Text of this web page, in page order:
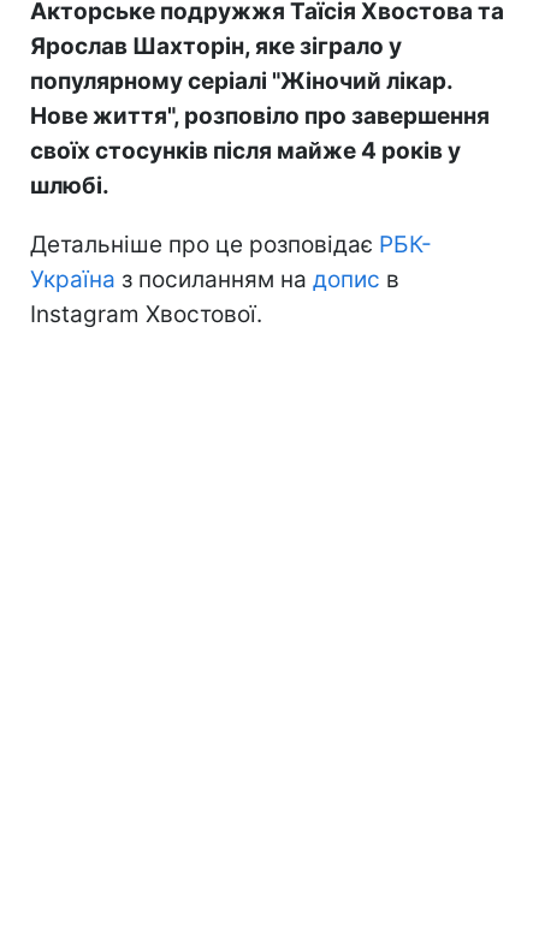
Акторське подружжя Таїсія Хвостова та
Ярослав Шахторін, яке зіграло у
популярному серіалі "Жіночий лікар.
Нове життя", розповіло про завершення
своїх стосунків після майже 4 років у
шлюбі.
Детальніше про це розповідає РБК-
Україна з посиланням на допис в
Instagram Хвостової.